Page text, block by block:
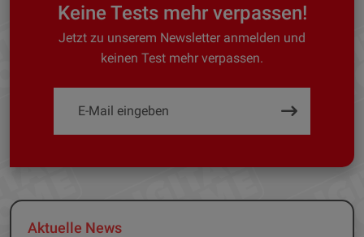
Keine Tests mehr verpassen!
Jetzt zu unserem Newsletter anmelden und
keinen Test mehr verpassen.
Aktuelle News